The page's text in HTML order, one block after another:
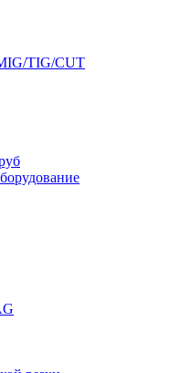
TIG/CUT